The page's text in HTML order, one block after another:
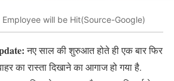
will be Hit(Source-Google)
नए साल की शुरुआत होते ही एक बार फिर
का रास्ता दिखाने का आगाज हो गया है.